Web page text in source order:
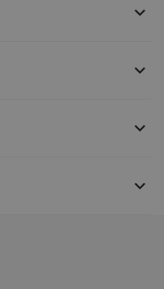



